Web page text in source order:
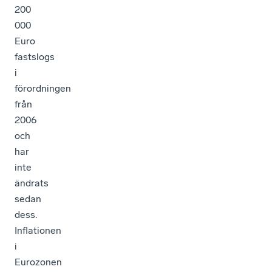
200
000
Euro
fastslogs
i
förordningen
från
2006
och
har
inte
ändrats
sedan
dess.
Inflationen
i
Eurozonen